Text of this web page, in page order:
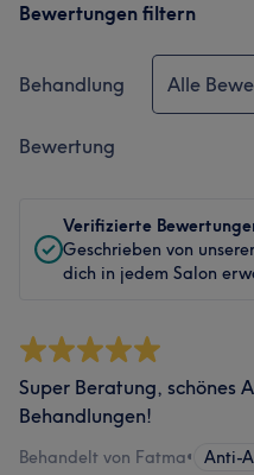
Bewertungen filtern
Behandlung Alle
Bewertung
Verifizierte
Geschrieben von
dich in jedem Salon
Super Beratung, schönes
Behandlungen!
Behandelt von Fatma• Anti-